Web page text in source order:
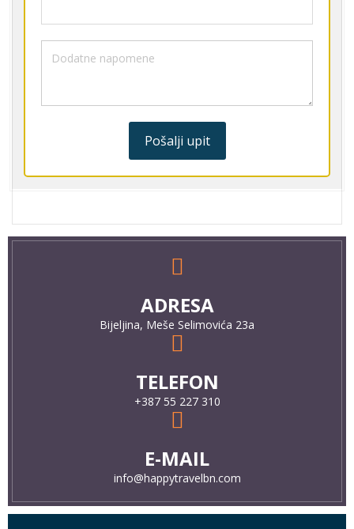
Pošalji upit
ADRESA
Bijeljina, Meše Selimovića 23a
TELEFON
+387 55 227 310
E-MAIL
info@happytravelbn.com